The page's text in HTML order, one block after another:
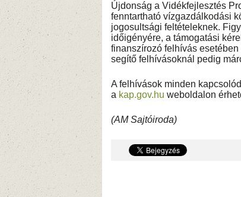
Újdonság a Vidékfejlesztés
fenntartható vízgazdálkodási
jogosultsági feltételeknek.
időigényére, a támogatási
finanszírozó felhívás
segítő felhívásoknál pedig
A felhívások minden
a kap.gov.hu weboldalon
(AM Sajtóiroda)